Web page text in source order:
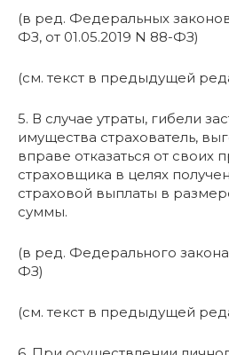
(в ред. Федеральных законов
ФЗ, от 01.05.2019 N 88-ФЗ)
(см. текст в предыдущей
5. В случае утраты, гибели
имущества страхователь,
вправе отказаться от своих
страховщика в целях
страховой выплаты в
суммы.
(в ред. Федерального закона
ФЗ)
(см. текст в предыдущей